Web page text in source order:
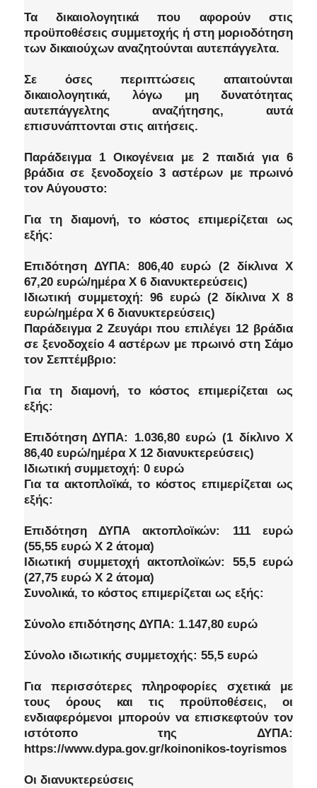
Τα δικαιολογητικά που αφορούν στις
προϋποθέσεις συμμετοχής ή στη μοριοδότηση
των δικαιούχων αναζητούνται αυτεπάγγελτα.
Σε όσες περιπτώσεις απαιτούνται
δικαιολογητικά, λόγω μη δυνατότητας
αυτεπάγγελτης αναζήτησης, αυτά
επισυνάπτονται στις αιτήσεις.
Παράδειγμα 1 Οικογένεια με 2 παιδιά για 6
βράδια σε ξενοδοχείο 3 αστέρων με πρωινό
τον Αύγουστο:
Για τη διαμονή, το κόστος επιμερίζεται ως
εξής:
Επιδότηση ΔΥΠΑ: 806,40 ευρώ (2 δίκλινα Χ
67,20 ευρώ/ημέρα Χ 6 διανυκτερεύσεις)
Ιδιωτική συμμετοχή: 96 ευρώ (2 δίκλινα Χ 8
ευρώ/ημέρα Χ 6 διανυκτερεύσεις)
Παράδειγμα 2 Ζευγάρι που επιλέγει 12 βράδια
σε ξενοδοχείο 4 αστέρων με πρωινό στη Σάμο
τον Σεπτέμβριο:
Για τη διαμονή, το κόστος επιμερίζεται ως
εξής:
Επιδότηση ΔΥΠΑ: 1.036,80 ευρώ (1 δίκλινο Χ
86,40 ευρώ/ημέρα Χ 12 διανυκτερεύσεις)
Ιδιωτική συμμετοχή: 0 ευρώ
Για τα ακτοπλοϊκά, το κόστος επιμερίζεται ως
εξής:
Επιδότηση ΔΥΠΑ ακτοπλοϊκών: 111 ευρώ
(55,55 ευρώ Χ 2 άτομα)
Ιδιωτική συμμετοχή ακτοπλοϊκών: 55,5 ευρώ
(27,75 ευρώ Χ 2 άτομα)
Συνολικά, το κόστος επιμερίζεται ως εξής:
Σύνολο επιδότησης ΔΥΠΑ: 1.147,80 ευρώ
Σύνολο ιδιωτικής συμμετοχής: 55,5 ευρώ
Για περισσότερες πληροφορίες σχετικά με
τους όρους και τις προϋποθέσεις, οι
ενδιαφερόμενοι μπορούν να επισκεφτούν τον
ιστότοπο της ΔΥΠΑ:
https://www.dypa.gov.gr/koinonikos-toyrismos
Οι διανυκτερεύσεις